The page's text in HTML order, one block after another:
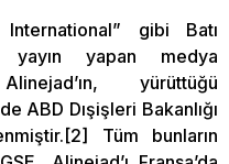
gibi Batı
yayın yapan medya
yürüttüğü
ABD Dışişleri Bakanlığı
Tüm bunların